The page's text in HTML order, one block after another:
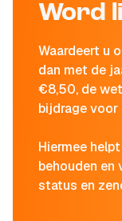
Word
Waardeert u
dan met de
€8,50, de
bijdrage voor
Hiermee
behouden en
status en